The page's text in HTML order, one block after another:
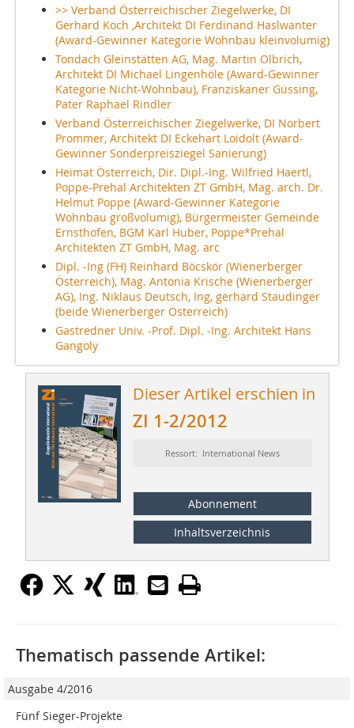
>> Verband Österreichischer Ziegelwerke, DI
Gerhard Koch ,Architekt DI Ferdinand Haslwanter
(Award-Gewinner Kategorie Wohnbau kleinvolumig)
Tondach Gleinstätten AG, Mag. Martin Olbrich,
Architekt DI Michael Lingenhöle (Award-Gewinner
Kategorie Nicht-Wohnbau), Franziskaner Güssing,
Pater Raphael Rindler
Verband Österreichischer Ziegelwerke, DI Norbert
Prommer, Architekt DI Eckehart Loidolt (Award-
Gewinner Sonderpreisziegel Sanierung)
Heimat Österreich, Dir. Dipl.-Ing. Wilfried Haertl,
Poppe-Prehal Architekten ZT GmbH, Mag. arch. Dr.
Helmut Poppe (Award-Gewinner Kategorie
Wohnbau großvolumig), Bürgermeister Gemeinde
Ernsthofen, BGM Karl Huber, Poppe*Prehal
Architekten ZT GmbH, Mag. arc
Dipl. -Ing (FH) Reinhard Böcskör (Wienerberger
Österreich), Mag. Antonia Krische (Wienerberger
AG), Ing. Niklaus Deutsch, Ing, gerhard Staudinger
(beide Wienerberger Österreich)
Gastredner Univ. -Prof. Dipl. -Ing. Architekt Hans
Gangoly
Dieser Artikel erschien in
ZI 1-2/2012
Ressort: International News
Abonnement
Inhaltsverzeichnis
Thematisch passende Artikel:
Ausgabe 4/2016
Fünf Sieger-Projekte